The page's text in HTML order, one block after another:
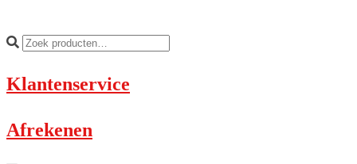
Klantenservice
Afrekenen